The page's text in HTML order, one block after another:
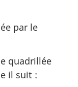
par le
quadrillée
il suit :